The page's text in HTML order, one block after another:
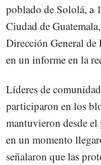
poblado de Sololá, a
Ciudad de
Dirección General
en un informe en la
Líderes de
participaron en los
mantuvieron desde
en un momento
señalaron que las